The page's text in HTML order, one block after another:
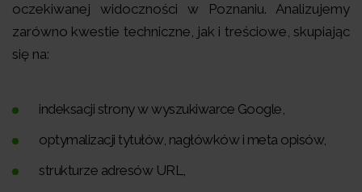
oczekiwanej widoczności w Poznaniu. Analizujemy
zarówno kwestie techniczne, jak i treściowe, skupiając
się na:
indeksacji strony w wyszukiwarce Google,
optymalizacji tytułów, nagłówków i meta opisów,
strukturze adresów URL,